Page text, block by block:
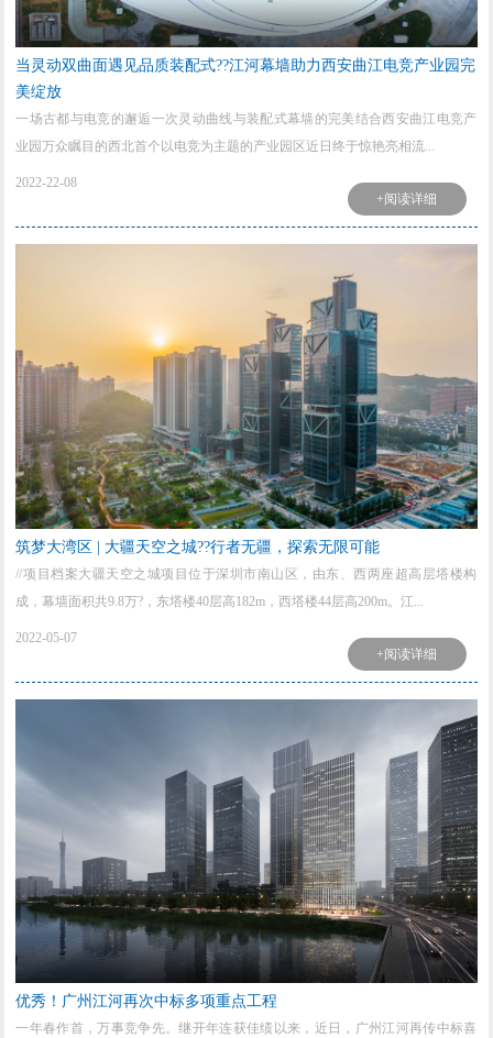
当灵动双曲面遇见品质装配式??江河幕墙助力西安曲江电竞产业园完
美绽放
一场古都与电竞的邂逅一次灵动曲线与装配式幕墙的完美结合西安曲江电竞产
业园万众瞩目的西北首个以电竞为主题的产业园区近日终于惊艳亮相流...
2022-22-08
+阅读详细
筑梦大湾区 | 大疆天空之城??行者无疆，探索无限可能
//项目档案大疆天空之城项目位于深圳市南山区，由东、西两座超高层塔楼构
成，幕墙面积共9.8万?，东塔楼40层高182m，西塔楼44层高200m。江...
2022-05-07
+阅读详细
优秀！广州江河再次中标多项重点工程
一年春作首，万事竞争先。继开年连获佳绩以来，近日，广州江河再传中标喜